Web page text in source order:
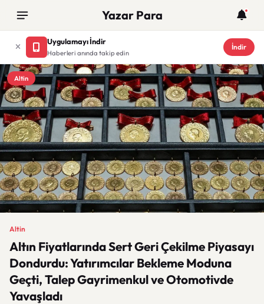
Yazar Para
Uygulamayı İndir
Haberleri anında takip edin
İndir
Altin
Altin
Altın Fiyatlarında Sert Geri Çekilme Piyasayı
Dondurdu: Yatırımcılar Bekleme Moduna
Geçti, Talep Gayrimenkul ve Otomotivde
Yavaşladı